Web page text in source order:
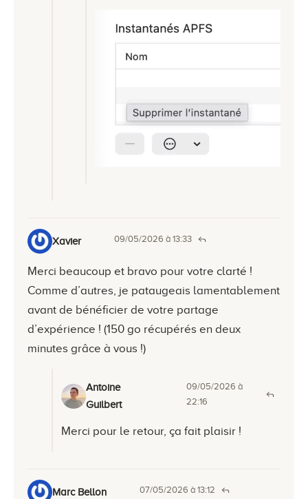
Xavier 09/05/2026 à 13:33
Merci beaucoup et bravo pour votre clarté !
Comme d’autres, je pataugeais lamentablement
avant de bénéficier de votre partage
d’expérience ! (150 go récupérés en deux
minutes grâce à vous !)
Antoine
Guilbert
09/05/2026 à
22:16
Merci pour le retour, ça fait plaisir !
Marc Bellon 07/05/2026 à 13:12